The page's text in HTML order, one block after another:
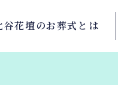
谷花壇のお葬式とは